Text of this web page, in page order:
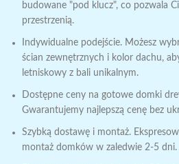
budowane "pod klucz", co pozwala
przestrzenią.
Indywidualne podejście. Możesz
ścian zewnętrznych i kolor dachu,
letniskowy z bali unikalnym.
Dostępne ceny na gotowe domki
Gwarantujemy najlepszą cenę bez
Szybką dostawę i montaż.
montaż domków w zaledwie 2-5 dni.